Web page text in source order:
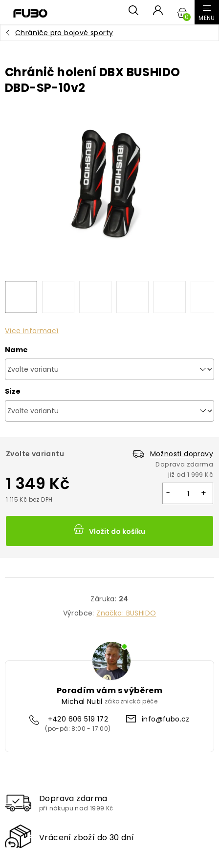
obsah
Chráníče pro bojové sporty
Chránič holení DBX BUSHIDO
DBD-SP-10v2
Více informací
Name
Size
Zvolte variantu Možnosti dopravy
1 349 Kč
1 115 Kč bez DPH
Vložit do košíku
Záruka: 24
Výrobce: Značka: BUSHIDO
Poradím vám s výběrem
Michal Nutil zákaznická péče
+420 606 519 172 info@fubo.cz
Doprava zdarma
při nákupu nad 1999 Kč
Vrácení zboží do 30 dní